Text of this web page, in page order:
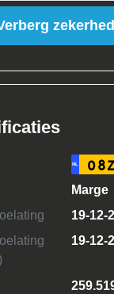
NL
Marge
19-12-
19-12-